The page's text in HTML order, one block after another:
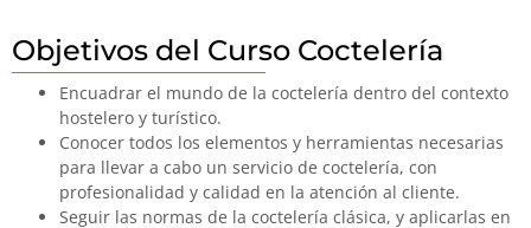
Objetivos del Curso Coctelería
Encuadrar el mundo de la coctelería dentro del contexto
hostelero y turístico.
Conocer todos los elementos y herramientas necesarias
para llevar a cabo un servicio de coctelería, con
profesionalidad y calidad en la atención al cliente.
Seguir las normas de la coctelería clásica, y aplicarlas en